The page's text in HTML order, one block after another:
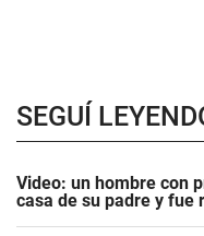
SEGUÍ
Video: un hombre con
casa de su padre y fue